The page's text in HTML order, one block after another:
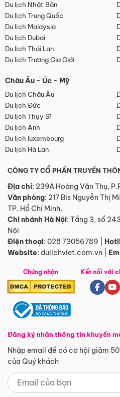
Du lịch Nhật Bản
Du lịch Trung Quốc
Du lịch Malaysia
Du lịch Dubai
Du lịch Thái Lan
Du lịch Trương Gia Giới
Châu Âu - Úc - Mỹ
Du lịch Châu Âu
Du lịch Đức
Du lịch Thụy Sĩ
Du lịch Anh
Du lịch luxembourg
Du lịch Hà Lan
CÔNG TY CỔ PHẦN TRUYỀN
Địa chỉ: 239A Hoàng Văn Thụ,
Văn phòng: 217 Bis Nguyễn Thị
TP. Hồ Chí Minh.
Chi nhánh Hà Nội: Tầng 3, số
Nội
Điện thoại: 028 73056789
Website: dulichviet.com.vn
Chứng nhận
Đăng ký nhận thông tin khuyến
Nhập email để có cơ hội giảm
của Quý khách
Kết nối với